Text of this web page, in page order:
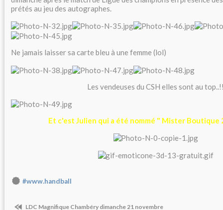
prétés au jeu des autographes.
Ne jamais laisser sa carte bleu à une femme (lol)
Les vendeuses du CSH elles sont au
Et c'est Julien qui a été nommé " Mister Boutique
#www.handball
LDC Magnifique Chambéry dimanche 21 novembre